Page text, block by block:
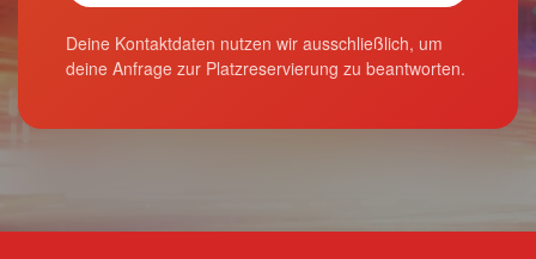
Deine Kontaktdaten nutzen wir ausschließlich, um
deine Anfrage zur Platzreservierung zu beantworten.